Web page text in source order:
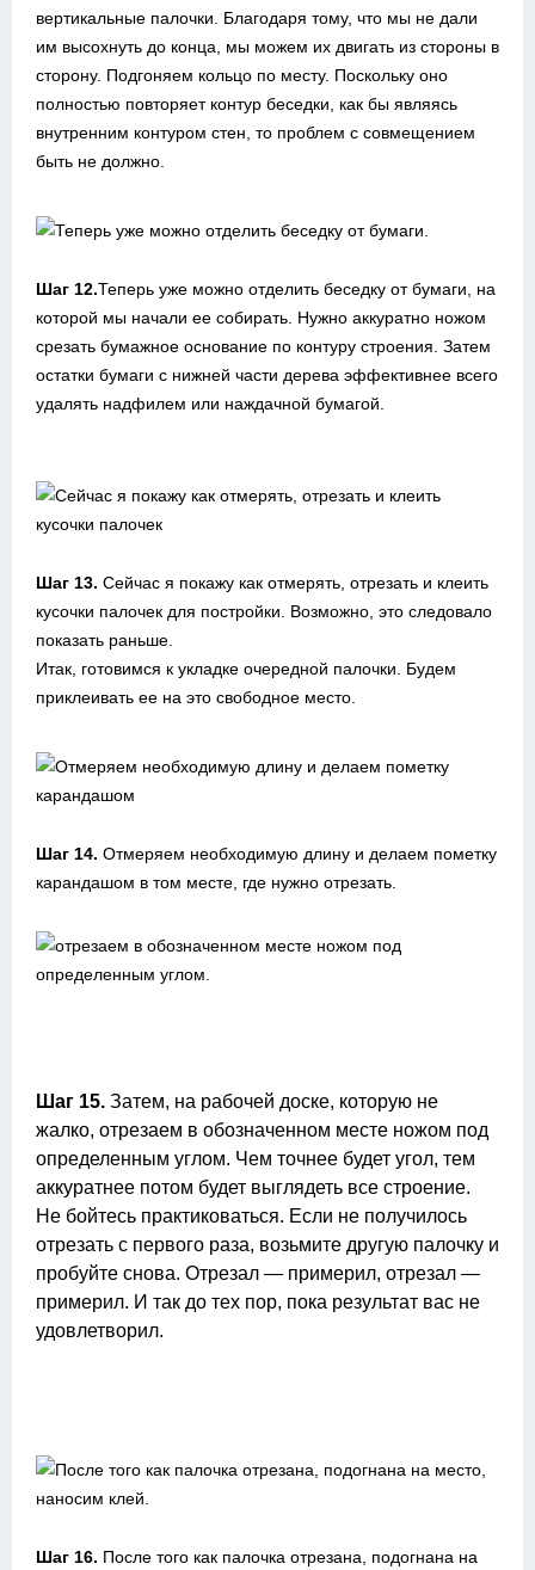
вертикальные палочки. Благодаря тому, что мы не дали
им высохнуть до конца, мы можем их двигать из стороны в
сторону. Подгоняем кольцо по месту. Поскольку оно
полностью повторяет контур беседки, как бы являясь
внутренним контуром стен, то проблем с совмещением
быть не должно.
Шаг 12.Теперь уже можно отделить беседку от бумаги, на
которой мы начали ее собирать. Нужно аккуратно ножом
срезать бумажное основание по контуру строения. Затем
остатки бумаги с нижней части дерева эффективнее всего
удалять надфилем или наждачной бумагой.
Шаг 13. Сейчас я покажу как отмерять, отрезать и клеить
кусочки палочек для постройки. Возможно, это следовало
показать раньше.
Итак, готовимся к укладке очередной палочки. Будем
приклеивать ее на это свободное место.
Шаг 14. Отмеряем необходимую длину и делаем пометку
карандашом в том месте, где нужно отрезать.
Шаг 15. Затем, на рабочей доске, которую не
жалко, отрезаем в обозначенном месте ножом под
определенным углом. Чем точнее будет угол, тем
аккуратнее потом будет выглядеть все строение.
Не бойтесь практиковаться. Если не получилось
отрезать с первого раза, возьмите другую палочку и
пробуйте снова. Отрезал — примерил, отрезал —
примерил. И так до тех пор, пока результат вас не
удовлетворил.
Шаг 16. После того как палочка отрезана, подогнана на